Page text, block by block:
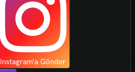
Instagram'a Gönder